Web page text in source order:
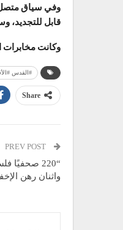
وفي سياق
قابل للتجديد،
وكانت مخابرات
#القدس
Share
“220
واثنان رهن